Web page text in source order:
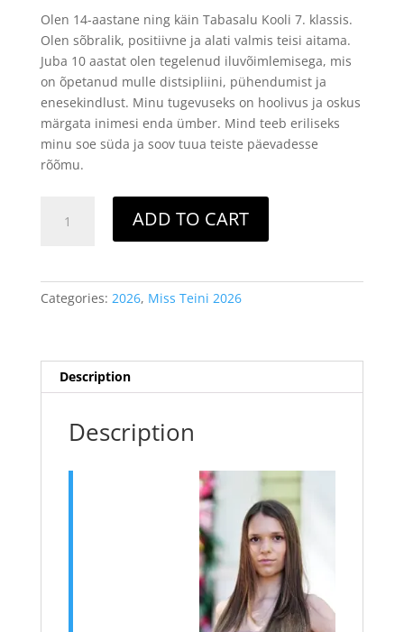
Olen 14-aastane ning käin Tabasalu Kooli 7. klassis.
Olen sõbralik, positiivne ja alati valmis teisi aitama.
Juba 10 aastat olen tegelenud iluvõimlemisega, mis
on õpetanud mulle distsipliini, pühendumist ja
enesekindlust. Minu tugevuseks on hoolivus ja oskus
märgata inimesi enda ümber. Mind teeb eriliseks
minu soe süda ja soov tuua teiste päevadesse
rõõmu.
Teini
MARIE
ADD TO CART
Categories: 2026, Miss Teini 2026
Description
Description